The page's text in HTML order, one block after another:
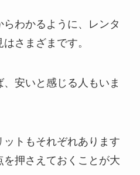
わかるように、レンタ
さまざまです。
安いと感じる人もいま
ットもそれぞれあります
押さえておくことが大